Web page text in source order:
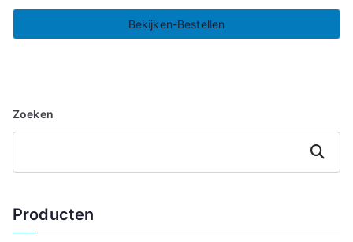
Bekijken-Bestellen
Zoeken
Zoeken
Producten